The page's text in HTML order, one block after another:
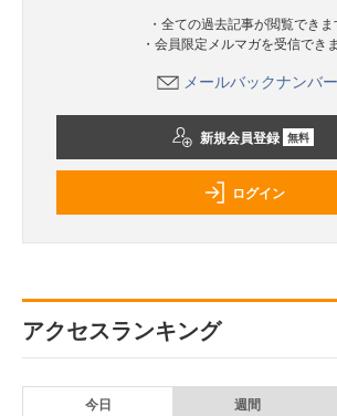
・全ての過去記事が閲覧でき
・会員限定メルマガを受信でき
メールバックナンバー
新規会員登録 無料
ログイン
アクセスランキング
今日 週間